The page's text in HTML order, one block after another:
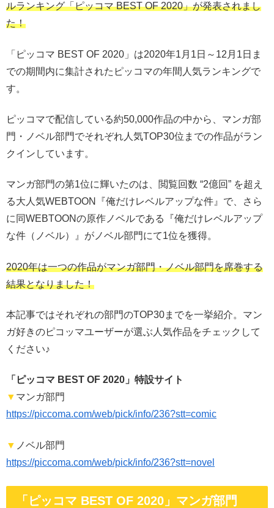
ルランキング「ピッコマ BEST OF 2020」が発表されまし
た！
「ピッコマ BEST OF 2020」は2020年1月1日～12月1日ま
での期間内に集計されたピッコマの年間人気ランキングで
す。
ピッコマで配信している約50,000作品の中から、マンガ部
門・ノベル部門でそれぞれ人気TOP30位までの作品がラン
クインしています。
マンガ部門の第1位に輝いたのは、閲覧回数 “2億回” を超え
る大人気WEBTOON『俺だけレベルアップな件』で、さら
に同WEBTOONの原作ノベルである『俺だけレベルアップ
な件（ノベル）』がノベル部門にて1位を獲得。
2020年は一つの作品がマンガ部門・ノベル部門を席巻する
結果となりました！
本記事ではそれぞれの部門のTOP30までを一挙紹介。マン
ガ好きのピコッマユーザーが選ぶ人気作品をチェックして
ください♪
「ピッコマ BEST OF 2020」特設サイト
▼ マンガ部門
https://piccoma.com/web/pick/info/236?stt=comic
▼ ノベル部門
https://piccoma.com/web/pick/info/236?stt=novel
「ピッコマ BEST OF 2020」マンガ部門